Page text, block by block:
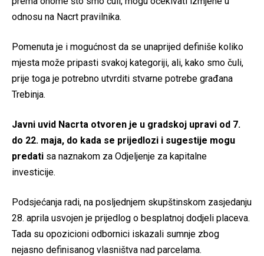
odnosu na Nacrt pravilnika.
Pomenuta je i mogućnost da se unaprijed definiše koliko
mjesta može pripasti svakoj kategoriji, ali, kako smo čuli,
prije toga je potrebno utvrditi stvarne potrebe građana
Trebinja.
Javni uvid Nacrta otvoren je u gradskoj upravi od 7.
do 22. maja, do kada se prijedlozi i sugestije mogu
predati sa naznakom za Odjeljenje za kapitalne
investicije.
Podsjećanja radi, na posljednjem skupštinskom zasjedanju
28. aprila usvojen je prijedlog o besplatnoj dodjeli placeva.
Tada su opozicioni odbornici iskazali sumnje zbog
nejasno definisanog vlasništva nad parcelama.